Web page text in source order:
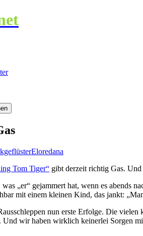
Eloredana
Tom Tiger“ gibt derzeit richtig Gas.
„er“ gejammert hat, wenn es abends
mit einem kleinen Kind, das jankt:
nun erste Erfolge. Die
wir haben wirklich keinerlei Sorgen